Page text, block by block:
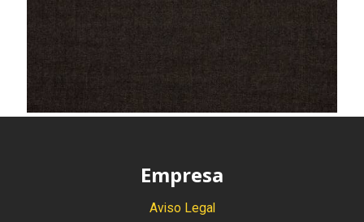
Empresa
Aviso Legal